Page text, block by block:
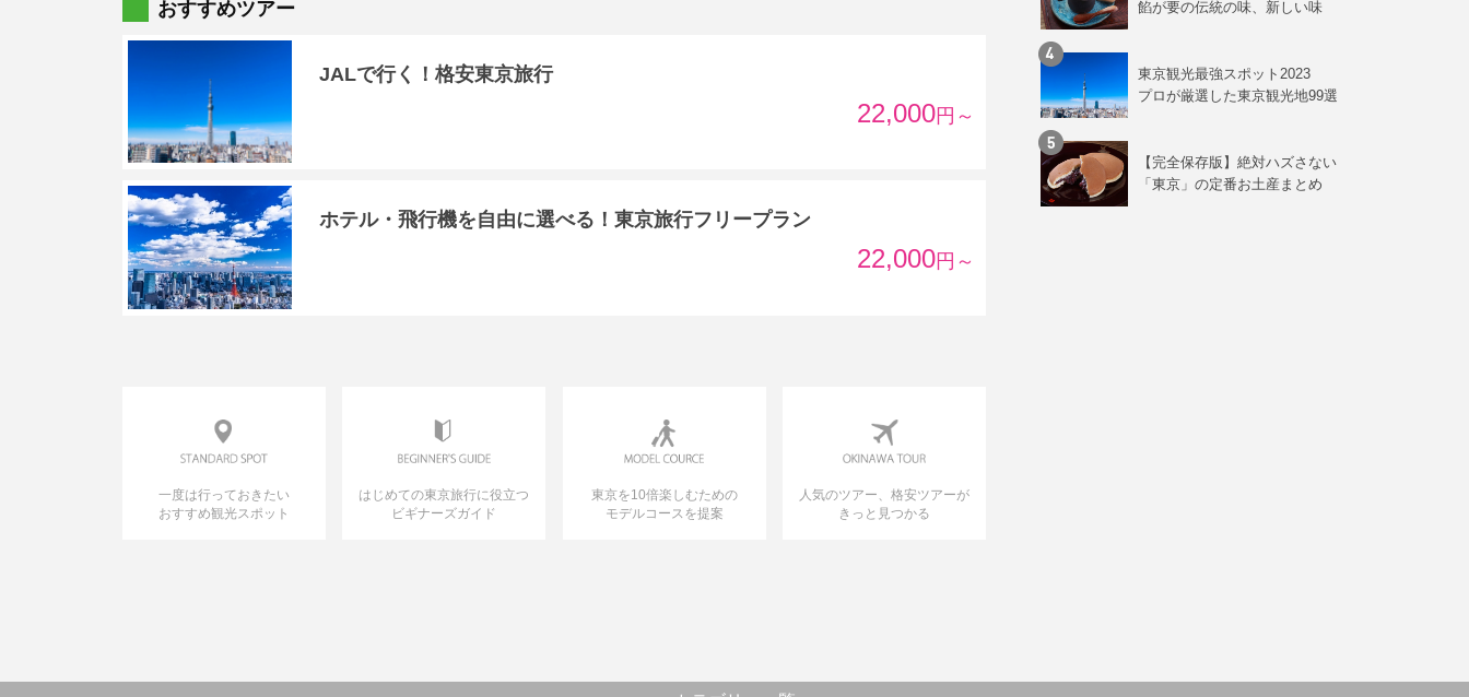
おすすめツアー
JALで行く！格安東京旅行
22,000円～
ホテル・飛行機を自由に選べる！東京旅行フリープラン
22,000円～
一度は行っておきたい
おすすめ観光スポット
はじめての東京旅行に役立つ
ビギナーズガイド
東京を10倍楽しむための
モデルコースを提案
人気のツアー、格安ツアーが
きっと見つかる
餡が要の伝統の味、新しい味
東京観光最強スポット2023
プロが厳選した東京観光地99選
【完全保存版】絶対ハズさない
「東京」の定番お土産まとめ